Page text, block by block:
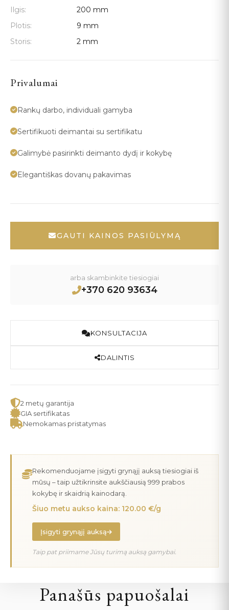
Ilgis:
200 mm
Plotis:
9 mm
Storis:
2 mm
Privalumai
Rankų darbo, individuali gamyba
Sertifikuoti deimantai su sertifikatu
Galimybė pasirinkti deimanto dydį ir kokybę
Elegantiškas dovanų pakavimas
GAUTI KAINOS PASIŪLYMĄ
arba skambinkite tiesiogiai
+370 620 93634
KONSULTACIJA
DALINTIS
2 metų garantija
GIA sertifikatas
Nemokamas pristatymas
Rekomenduojame įsigyti grynąjį auksą tiesiogiai iš
mūsų – taip užtikrinsite aukščiausią 999 prabos
kokybę ir skaidrią kainodarą.
Šiuo metu aukso kaina: 120.00 €/g
Įsigyti grynąjį auksą
Taip pat priimame Jūsų turimą auksą gamybai.
Panašūs papuošalai